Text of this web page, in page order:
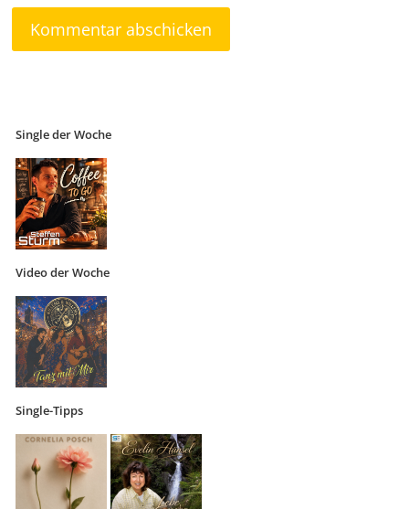
Single der Woche
Video der Woche
Single-Tipps